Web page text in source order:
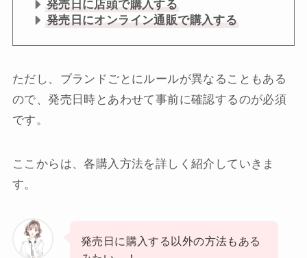
発売日に店頭で購入する
発売日にオンライン通販で購入する
ただし、ブランドごとにルールが異なることもある
ので、発売日時とあわせて事前に確認するのが必須
です。
ここからは、各購入方法を詳しく紹介していきま
す。
発売日に購入する以外の方法もある